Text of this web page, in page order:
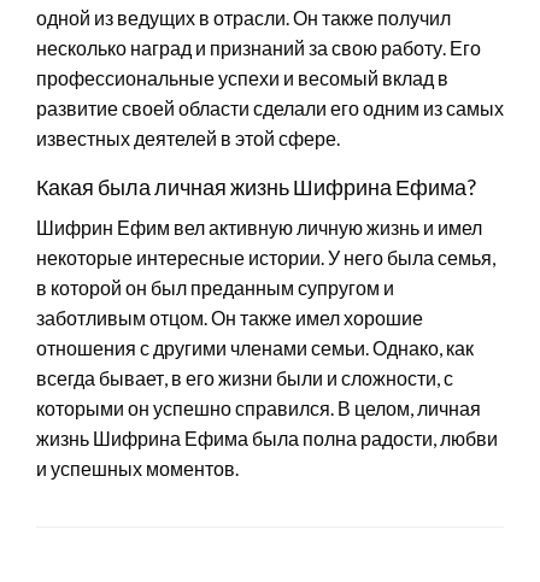
одной из ведущих в отрасли. Он также получил
несколько наград и признаний за свою работу. Его
профессиональные успехи и весомый вклад в
развитие своей области сделали его одним из самых
известных деятелей в этой сфере.
Какая была личная жизнь Шифрина Ефима?
Шифрин Ефим вел активную личную жизнь и имел
некоторые интересные истории. У него была семья,
в которой он был преданным супругом и
заботливым отцом. Он также имел хорошие
отношения с другими членами семьи. Однако, как
всегда бывает, в его жизни были и сложности, с
которыми он успешно справился. В целом, личная
жизнь Шифрина Ефима была полна радости, любви
и успешных моментов.